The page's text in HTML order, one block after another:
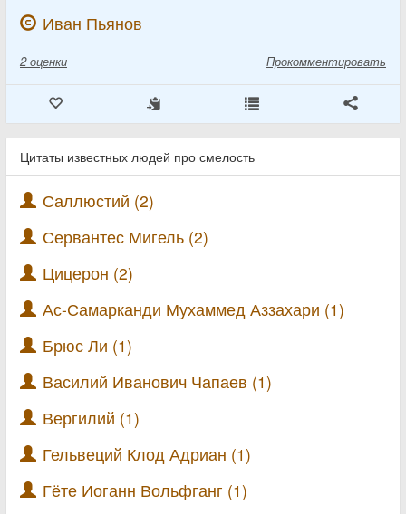
Иван Пьянов
2 оценки Прокомментировать
Цитаты известных людей про смелость
Саллюстий (2)
Сервантес Мигель (2)
Цицерон (2)
Ас-Самарканди Мухаммед Аззахари (1)
Брюс Ли (1)
Василий Иванович Чапаев (1)
Вергилий (1)
Гельвеций Клод Адриан (1)
Гёте Иоганн Вольфганг (1)